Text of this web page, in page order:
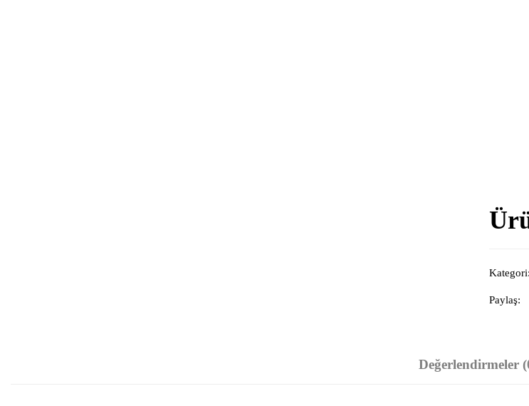
Kategori:
Paylaş:
Değerlendirmeler